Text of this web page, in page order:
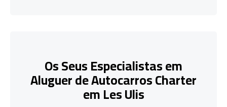
Os Seus Especialistas em
Aluguer de Autocarros Charter
em Les Ulis